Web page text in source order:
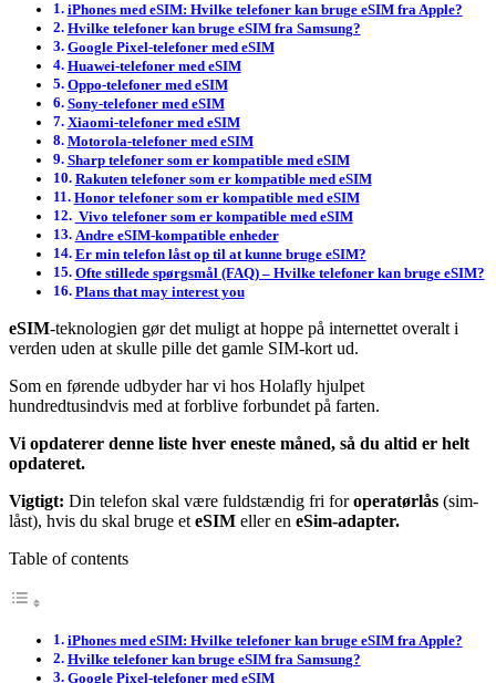
iPhones med eSIM: Hvilke telefoner kan bruge eSIM fra Apple?
Hvilke telefoner kan bruge eSIM fra Samsung?
Google Pixel-telefoner med eSIM
Huawei-telefoner med eSIM
Oppo-telefoner med eSIM
Sony-telefoner med eSIM
Xiaomi-telefoner med eSIM
Motorola-telefoner med eSIM
Sharp telefoner som er kompatible med eSIM
Rakuten telefoner som er kompatible med eSIM
Honor telefoner som er kompatible med eSIM
Vivo telefoner som er kompatible med eSIM
Andre eSIM-kompatible enheder
Er min telefon låst op til at kunne bruge eSIM?
Ofte stillede spørgsmål (FAQ) – Hvilke telefoner kan bruge eSIM?
Plans that may interest you
eSIM-teknologien gør det muligt at hoppe på internettet overalt i
verden uden at skulle pille det gamle SIM-kort ud.
Som en førende udbyder har vi hos Holafly hjulpet
hundredtusindvis med at forblive forbundet på farten.
Vi opdaterer denne liste hver eneste måned, så du altid er helt
opdateret.
Vigtigt: Din telefon skal være fuldstændig fri foroperatørlås (sim-
låst), hvis du skal bruge et eSIM eller en eSim-adapter.
Table of contents
iPhones med eSIM: Hvilke telefoner kan bruge eSIM fra Apple?
Hvilke telefoner kan bruge eSIM fra Samsung?
Google Pixel-telefoner med eSIM